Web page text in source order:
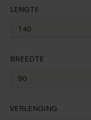
LENGTE
140
BREEDTE
90
VERLENGING